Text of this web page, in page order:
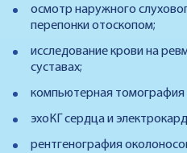
осмотр наружного
перепонки отоскопом;
исследование крови на
суставах;
компьютерная томография
эхоКГ сердца и
рентгенография